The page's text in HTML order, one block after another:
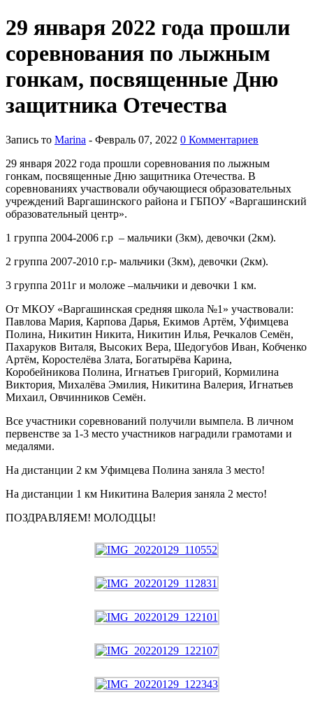
29 января 2022 года прошли
соревнования по лыжным
гонкам, посвященные Дню
защитника Отечества
Запись то Marina - Февраль 07, 2022 0 Комментариев
29 января 2022 года прошли соревнования по лыжным
гонкам, посвященные Дню защитника Отечества. В
соревнованиях участвовали обучающиеся образовательных
учреждений Варгашинского района и ГБПОУ «Варгашинский
образовательный центр».
1 группа 2004-2006 г.р – мальчики (3км), девочки (2км).
2 группа 2007-2010 г.р- мальчики (3км), девочки (2км).
3 группа 2011г и моложе –мальчики и девочки 1 км.
От МКОУ «Варгашинская средняя школа №1» участвовали:
Павлова Мария, Карпова Дарья, Екимов Артём, Уфимцева
Полина, Никитин Никита, Никитин Илья, Речкалов Семён,
Пахаруков Виталя, Высоких Вера, Шедогубов Иван, Кобченко
Артём, Коростелёва Злата, Богатырёва Карина,
Коробейникова Полина, Игнатьев Григорий, Кормилина
Виктория, Михалёва Эмилия, Никитина Валерия, Игнатьев
Михаил, Овчинников Семён.
Все участники соревнований получили вымпела. В личном
первенстве за 1-3 место участников наградили грамотами и
медалями.
На дистанции 2 км Уфимцева Полина заняла 3 место!
На дистанции 1 км Никитина Валерия заняла 2 место!
ПОЗДРАВЛЯЕМ! МОЛОДЦЫ!